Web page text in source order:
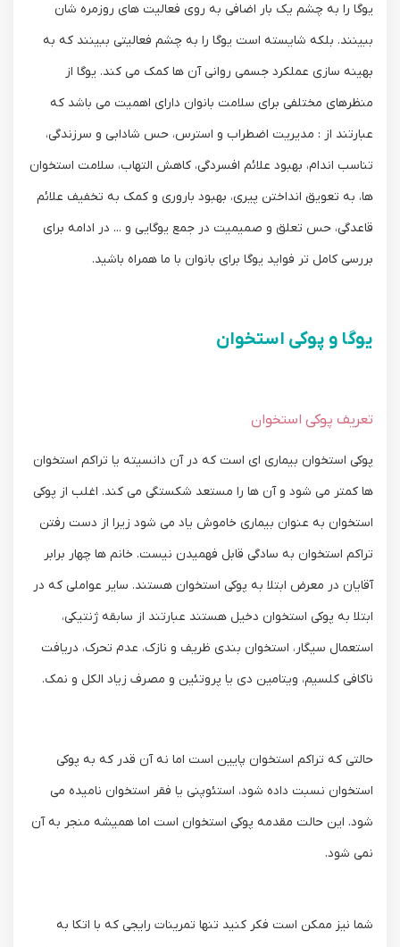
یوگا را به چشم یک بار اضافی به روی فعالیت های روزمره شان
ببینند. بلکه شایسته است یوگا را به چشم فعالیتی ببینند که به
بهینه سازی عملکرد جسمی روانی آن ها کمک می کند. یوگا از
منظرهای مختلفی برای سلامت بانوان دارای اهمیت می باشد که
عبارتند از : مدیریت اضطراب و استرس، حس شادابی و سرزندگی،
تناسب اندام، بهبود علائم افسردگی، کاهش التهاب، سلامت استخوان
ها، به تعویق انداختن پیری، بهبود باروری و کمک به تخفیف علائم
قاعدگی، حس تعلق و صمیمیت در جمع یوگایی و ... در ادامه برای
بررسی کامل تر فواید یوگا برای بانوان با ما همراه باشید.
یوگا و پوکی استخوان
تعریف پوکی استخوان
پوکی استخوان بیماری ای است که در آن دانسیته یا تراکم استخوان
ها کمتر می شود و آن ها را مستعد شکستگی می کند. اغلب از پوکی
استخوان به عنوان بیماری خاموش یاد می شود زیرا از دست رفتن
تراکم استخوان به سادگی قابل فهمیدن نیست. خانم ها چهار برابر
آقایان در معرض ابتلا به پوکی استخوان هستند. سایر عواملی که در
ابتلا به پوکی استخوان دخیل هستند عبارتند از سابقه ژنتیکی،
استعمال سیگار، استخوان بندی ظریف و نازک، عدم تحرک، دریافت
ناکافی کلسیم، ویتامین دی یا پروتئین و مصرف زیاد الکل و نمک.
حالتی که تراکم استخوان پایین است اما نه آن قدر که به پوکی
استخوان نسبت داده شود، استئوپنی یا فقر استخوان نامیده می
شود. این حالت مقدمه پوکی استخوان است اما همیشه منجر به آن
نمی شود.
شما نیز ممکن است فکر کنید تنها تمرینات رایجی که با اتکا به